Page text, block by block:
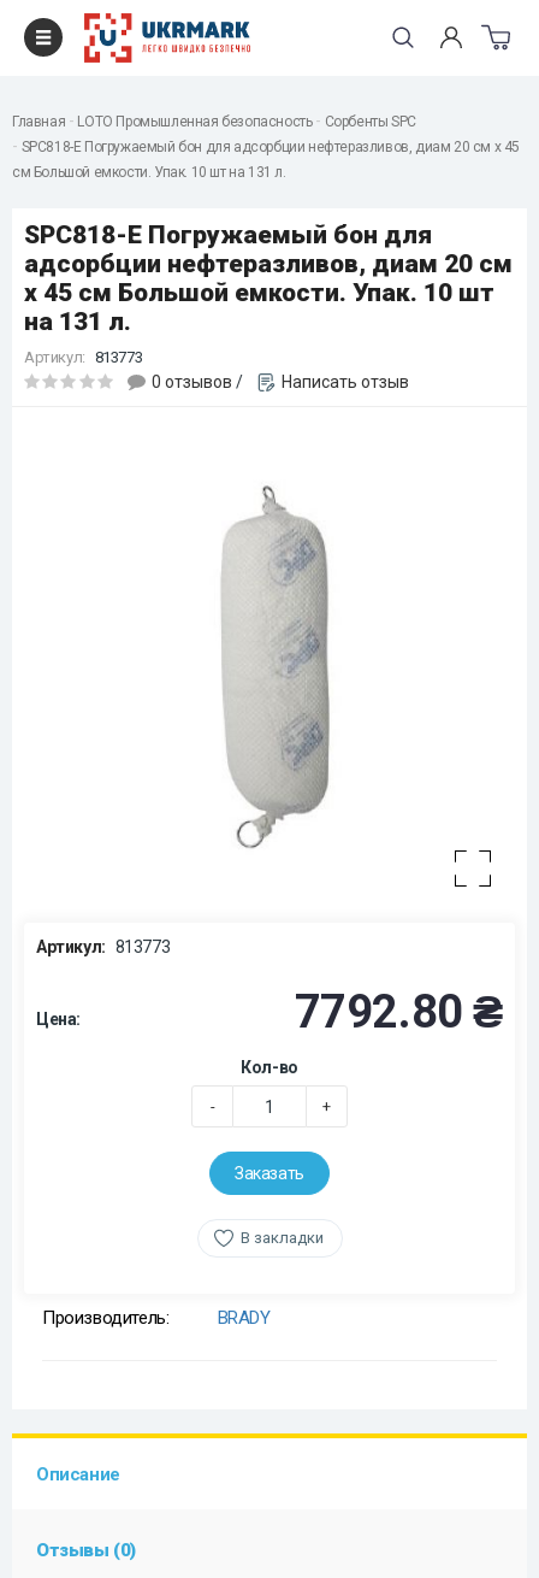
Главная LOTO Промышленная безопасность
Сорбенты SPC
SPC818-E Погружаемый бон для адсорбции нефтеразливов, диам 20 см x 45
см Большой емкости. Упак. 10 шт на 131 л.
SPC818-E Погружаемый бон для
адсорбции нефтеразливов, диам 20 см
x 45 см Большой емкости. Упак. 10 шт
на 131 л.
Артикул: 813773
0 отзывов / Написать отзыв
Артикул: 813773
Цена: 7792.80 ₴
Кол-во
- +
Заказать
В закладки
Производитель: BRADY
Описание
Отзывы (0)